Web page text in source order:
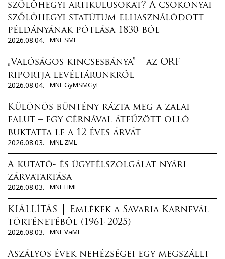
szőlőhegyi artikulusokat? A csokonyai
szőlőhegyi statútum elhasználódott
példányának pótlása 1830-ból
2026.08.04.
MNL SML
„Valóságos kincsesbánya” – az ORF
riportja levéltárunkról
2026.08.04.
MNL GyMSMGyL
Különös bűntény rázta meg a zalai
falut – egy cérnával átfűzött olló
buktatta le a 12 éves árvát
2026.08.03.
MNL ZML
A kutató- és ügyfélszolgálat nyári
zárvatartása
2026.08.03.
MNL HML
KIÁLLÍTÁS │ Emlékek a Savaria Karnevál
történetéből (1961-2025)
2026.08.03.
MNL VaML
Aszályos évek nehézségei egy megszállt